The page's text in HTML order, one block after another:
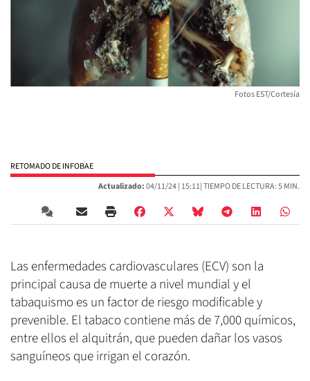
Fotos EST/Cortesía
RETOMADO DE INFOBAE
Actualizado:04/11/24 | 15:11| TIEMPO DE LECTURA: 5 MIN.
Las enfermedades cardiovasculares (ECV) son la
principal causa de muerte a nivel mundial y el
tabaquismo es un factor de riesgo modificable y
prevenible. El tabaco contiene más de 7,000 químicos,
entre ellos el alquitrán, que pueden dañar los vasos
sanguíneos que irrigan el corazón.